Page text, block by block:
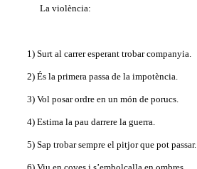
La violència:
1) Surt al carrer esperant trobar companyia.
2) És la primera passa de la impotència.
3) Vol posar ordre en un món de porucs.
4) Estima la pau darrere la guerra.
5) Sap trobar sempre el pitjor que pot passar.